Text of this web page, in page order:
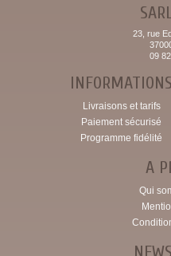
23, rue
09
INFORMATIONS
Livraisons et tarifs
Paiement sécurisé
Programme fidélité
A
Qui